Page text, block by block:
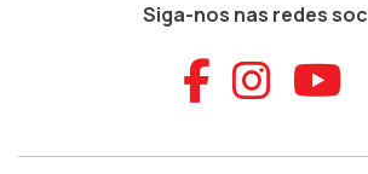
Siga-nos nas redes
Aceder